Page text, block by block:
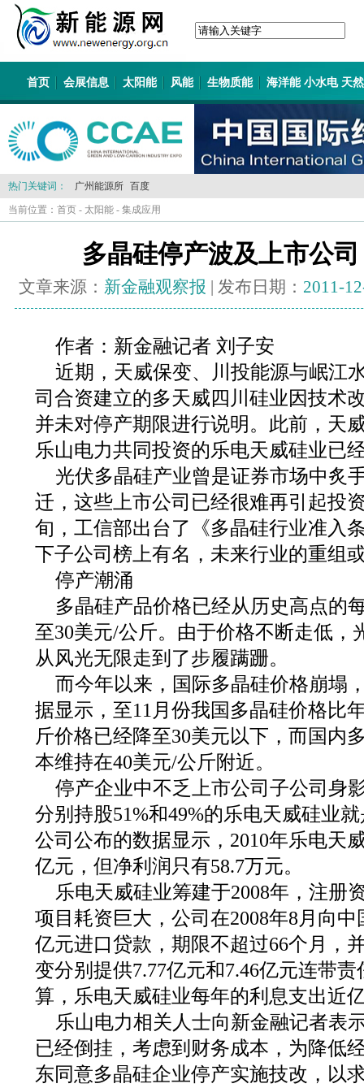
首页 会展信息 太阳能 风能 生物质能 海洋能 小水电 天
热门关键词： 广州能源所 百度
当前位置： 首页 - 太阳能 - 集成应用
多晶硅停产波及上市公
文章来源： 新金融观察报 | 发布日期： 2011-
作者：新金融记者 刘子安
近期，天威保变、川投能源与岷江
司合资建立的多天威四川硅业因技术
并未对停产期限进行说明。此前，天
乐山电力共同投资的乐电天威硅业已
光伏多晶硅产业曾是证券市场中炙
迁，这些上市公司已经很难再引起投
旬，工信部出台了《多晶硅行业准入
下子公司榜上有名，未来行业的重组
停产潮涌
多晶硅产品价格已经从历史高点的
至30美元/公斤。由于价格不断走低，
从风光无限走到了步履蹒跚。
而今年以来，国际多晶硅价格崩塌
据显示，至11月份我国多晶硅价格比
斤价格已经降至30美元以下，而国内
本维持在40美元/公斤附近。
停产企业中不乏上市公司子公司身
分别持股51%和49%的乐电天威硅业
公司公布的数据显示，2010年乐电天
亿元，但净利润只有58.7万元。
乐电天威硅业筹建于2008年，注册
项目耗资巨大，公司在2008年8月向
亿元进口贷款，期限不超过66个月，
变分别提供7.77亿元和7.46亿元连带
算，乐电天威硅业每年的利息支出近
乐山电力相关人士向新金融记者表
已经倒挂，考虑到财务成本，为降低
东同意多晶硅企业停产实施技改，以